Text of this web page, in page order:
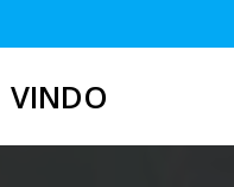
VINDO